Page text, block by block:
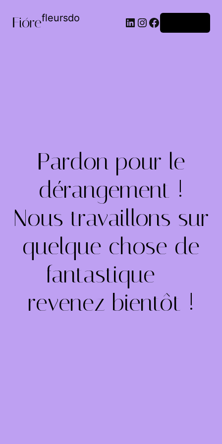
fleursdo
Pardon pour le
dérangement !
Nous travaillons sur
quelque chose de
fantastique –
revenez bientôt !